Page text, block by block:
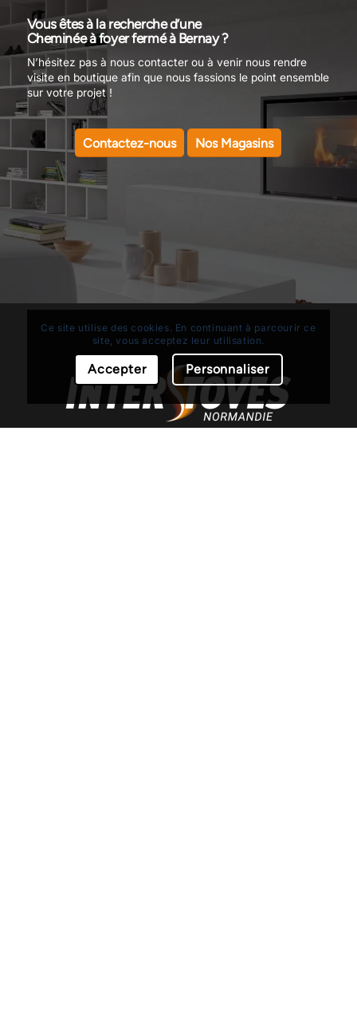
Vous êtes à la recherche d’une
Cheminée à foyer fermé à Bernay ?
N’hésitez pas à nous contacter ou à venir nous rendre
visite en boutique afin que nous fassions le point ensemble
sur votre projet !
Contactez-nous Nos Magasins
Ce site utilise des cookies. En continuant à parcourir ce
site, vous acceptez leur utilisation.
Accepter Personnaliser